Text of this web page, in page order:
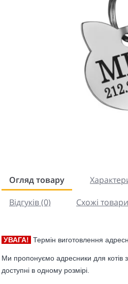
Огляд товару
Відгуків (0)
Схожі товари
УВАГА! Термін виготовлення
Ми пропонуємо адресники для котів
доступні в одному розмірі.